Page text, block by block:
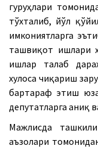
гуруҳлари
тўхталиб, йўл
имкониятларга
ташвиқот ишлари
ишлар талаб
хулоса чиқариш
бартараф этиш
депутатларга аниқ
Мажлисда
аъзолари